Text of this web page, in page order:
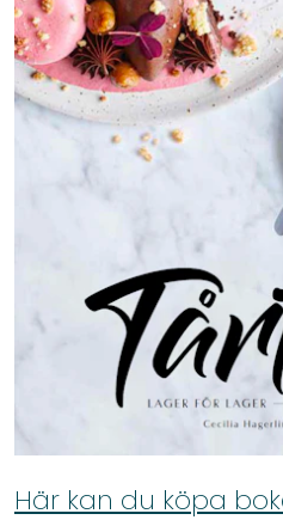
Här kan du köpa